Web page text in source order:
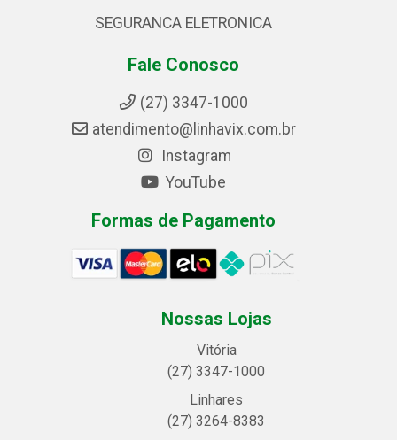
SEGURANCA ELETRONICA
Fale Conosco
(27) 3347-1000
atendimento@linhavix.com.br
Instagram
YouTube
Formas de Pagamento
Nossas Lojas
Vitória
(27) 3347-1000
Linhares
(27) 3264-8383